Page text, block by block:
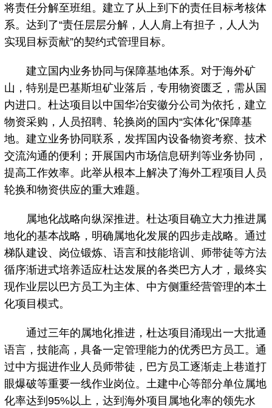
将责任分解至班组。建立了从上到下的责任目标考核体
系。达到了“责任层层分解，人人肩上有担子，人人为
实现目标贡献”的契约式管理目标。
建立国内业务协同与保障基地体系。对于海外矿
山，特别是巴基斯坦矿业落后，专用物资匮乏，需从国
内进口。杜达项目以中国华冶安徽分公司为依托，建立
物资采购，人员招聘、轮换岗的国内“实体化”保障基
地。建立业务协同联系，发挥国内设备物资考察、技术
交流沟通的便利；开展国内市场信息研判等业务协同，
提高工作效率。此举从根本上解决了海外工程项目人员
轮换和物资供应的重大难题。
属地化战略向纵深推进。杜达项目确立大力推进属
地化的基本战略，明确属地化发展的四步走战略。通过
梯队建设、岗位锻炼、语言和技能培训、师带徒等方法
循序渐进式培养适应杜达发展的各类巴方人才，最终实
现作业层以巴方员工为主体、中方侧重经营管理的本土
化项目模式。
通过三年的属地化推进，杜达项目涌现出一大批通
语言，技能高，具备一定管理能力的优秀巴方员工。通
过中方掘进作业人员师带徒，巴方员工逐渐走上巷道打
眼爆破等重要一线作业岗位。土建中心等部分单位属地
化率达到95%以上，达到海外项目属地化率的领先水